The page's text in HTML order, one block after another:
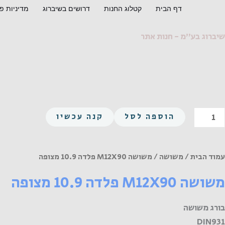
דף הבית קטלוג החנות דרושים בשיברוג מדיניות
שיברוג בע"מ - חנות אתר
כמות
של
M12X90
10.9
הוספה לסל קנה עכשיו
עמוד הבית/משושה/ משושה M12X90 פלדה 10.9 מצופה
משושה M12X90 פלדה 10.9 מצופה
בורג משושה
DIN931